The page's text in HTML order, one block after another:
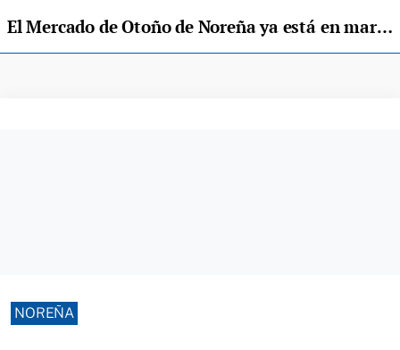
El Mercado de Otoño de Noreña ya está en marcha
NOREÑA